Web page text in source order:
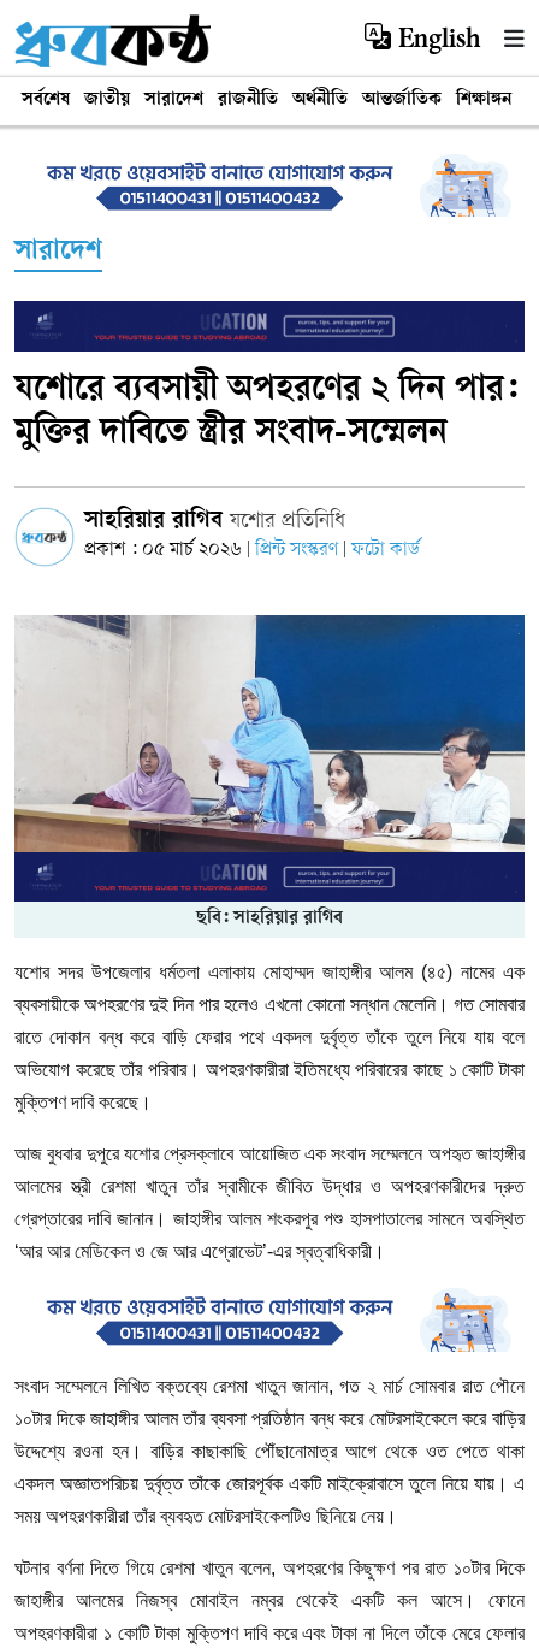
English
সর্বশেষ জাতীয় সারাদেশ রাজনীতি অর্থনীতি আন্তর্জাতিক শিক্ষাঙ্গন
সারাদেশ
যশোরে ব্যবসায়ী অপহরণের ২ দিন পার:
মুক্তির দাবিতে স্ত্রীর সংবাদ-সম্মেলন
সাহরিয়ার রাগিবযশোর প্রতিনিধি
প্রকাশ : ০৫ মার্চ ২০২৬ প্রিন্ট সংস্করণ ফটো কার্ড
ছবি: সাহরিয়ার রাগিব
যশোর সদর উপজেলার ধর্মতলা এলাকায় মোহাম্মদ জাহাঙ্গীর আলম (৪৫) নামের এক
ব্যবসায়ীকে অপহরণের দুই দিন পার হলেও এখনো কোনো সন্ধান মেলেনি। গত সোমবার
রাতে দোকান বন্ধ করে বাড়ি ফেরার পথে একদল দুর্বৃত্ত তাঁকে তুলে নিয়ে যায় বলে
অভিযোগ করেছে তাঁর পরিবার। অপহরণকারীরা ইতিমধ্যে পরিবারের কাছে ১ কোটি টাকা
মুক্তিপণ দাবি করেছে।
আজ বুধবার দুপুরে যশোর প্রেসক্লাবে আয়োজিত এক সংবাদ সম্মেলনে অপহৃত জাহাঙ্গীর
আলমের স্ত্রী রেশমা খাতুন তাঁর স্বামীকে জীবিত উদ্ধার ও অপহরণকারীদের দ্রুত
গ্রেপ্তারের দাবি জানান। জাহাঙ্গীর আলম শংকরপুর পশু হাসপাতালের সামনে অবস্থিত
‘আর আর মেডিকেল ও জে আর এগ্রোভেট’-এর স্বত্বাধিকারী।
সংবাদ সম্মেলনে লিখিত বক্তব্যে রেশমা খাতুন জানান, গত ২ মার্চ সোমবার রাত পৌনে
১০টার দিকে জাহাঙ্গীর আলম তাঁর ব্যবসা প্রতিষ্ঠান বন্ধ করে মোটরসাইকেলে করে বাড়ির
উদ্দেশ্যে রওনা হন। বাড়ির কাছাকাছি পৌঁছানোমাত্র আগে থেকে ওত পেতে থাকা
একদল অজ্ঞাতপরিচয় দুর্বৃত্ত তাঁকে জোরপূর্বক একটি মাইক্রোবাসে তুলে নিয়ে যায়। এ
সময় অপহরণকারীরা তাঁর ব্যবহৃত মোটরসাইকেলটিও ছিনিয়ে নেয়।
ঘটনার বর্ণনা দিতে গিয়ে রেশমা খাতুন বলেন, অপহরণের কিছুক্ষণ পর রাত ১০টার দিকে
জাহাঙ্গীর আলমের নিজস্ব মোবাইল নম্বর থেকেই একটি কল আসে। ফোনে
অপহরণকারীরা ১ কোটি টাকা মুক্তিপণ দাবি করে এবং টাকা না দিলে তাঁকে মেরে ফেলার